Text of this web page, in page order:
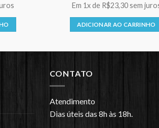
Em 1xde R$23,30sem
ADICIONAR AO CARRINHO
CONTATO
Atendimento
Dias úteis das 8h às 18h.